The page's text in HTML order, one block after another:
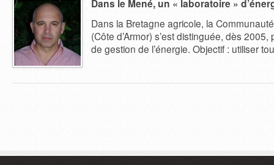
Dans le Mené, un « laboratoire »
Dans la Bretagne agricole, la
(Côte d’Armor) s’est distinguée, dès
de gestion de l’énergie. Objectif : utiliser